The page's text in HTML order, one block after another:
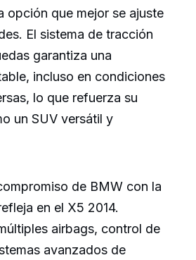
opción que mejor se ajuste
El sistema de tracción
garantiza una
incluso en condiciones
lo que refuerza su
un SUV versátil y
de BMW con la
en el X5 2014.
airbags, control de
avanzados de